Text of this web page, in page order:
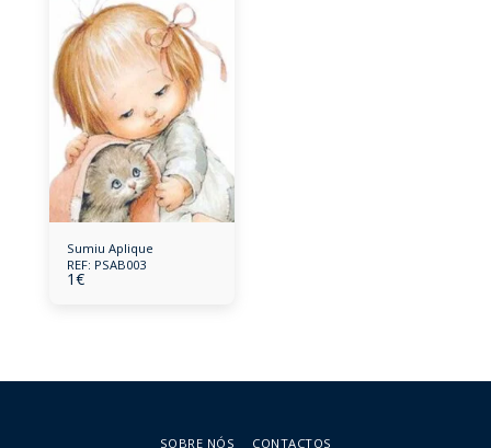
Sumiu Aplique
REF: PSAB003
1€
SOBRE NÓS CONTACTOS